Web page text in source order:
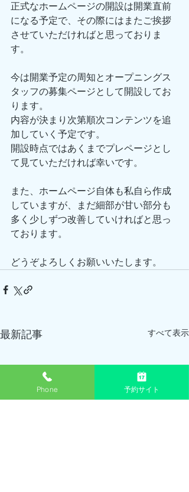
正式なホームページの開設は開業直前
になる予定で、その際にはまたご挨拶
させていただければと思っておりま
す。
今は開業予定の周知とオープニングス
タッフの募集ページとして開設してお
ります。
内容が決まり次第順次コンテンツを追
加していく予定です。
開設時点ではあくまでプレページとし
て見ていただければ幸いです。
また、ホームページ自体も私自ら作成
していますが、まだ細部が甘い部分も
多く少しずつ改善していければと思っ
ております。
どうぞよろしくお願いいたします。
最新記事 すべて表示
Phone 予約サイト